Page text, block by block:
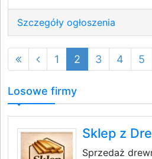
Szczegóły ogłoszenia
1 2 3 4 5
Losowe firmy
Sklep z
Sprzedaż